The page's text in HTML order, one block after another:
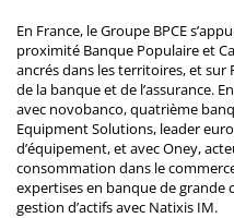
En France, le Groupe BPCE
proximité Banque Populaire et
ancrés dans les territoires, et sur
de la banque et de l’assurance.
avec novobanco, quatrième
Equipment Solutions, leader
d’équipement, et avec Oney,
consommation dans le
expertises en banque de grande
gestion d’actifs avec Natixis IM.